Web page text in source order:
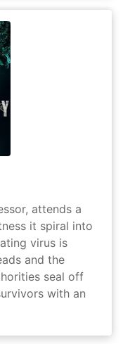
attends a
it spiral into
virus is
and the
seal off
with an